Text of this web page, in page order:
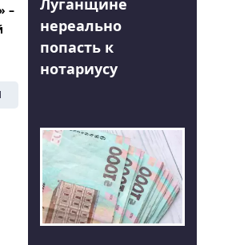
–
Луганщине
нереально
попасть к
нотариусу